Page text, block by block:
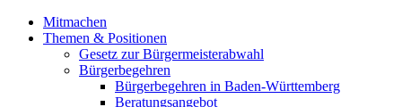
Mitmachen
Themen & Positionen
Gesetz zur Bürgermeisterabwahl
Bürgerbegehren
Bürgerbegehren in Baden-Württemberg
Beratungsangebot